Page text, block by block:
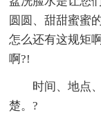
圆圆、甜甜蜜蜜
怎么还有这规矩
啊?!
时间、地点
楚。?